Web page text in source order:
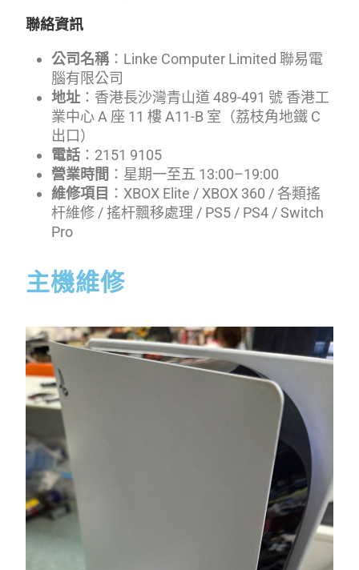
聯絡資訊
公司名稱：Linke Computer Limited 聯易電
腦有限公司
地址 ：香港長沙灣青山道 489-491 號 香港工
業中心 A 座 11 樓 A11-B 室（荔枝角地鐵 C
出口）
電話 ：2151 9105
營業時間 ：星期一至五 13:00–19:00
維修項目 ：XBOX Elite / XBOX 360 / 各類搖
杆維修 / 搖杆飄移處理 / PS5 / PS4 / Switch
Pro
主機維修